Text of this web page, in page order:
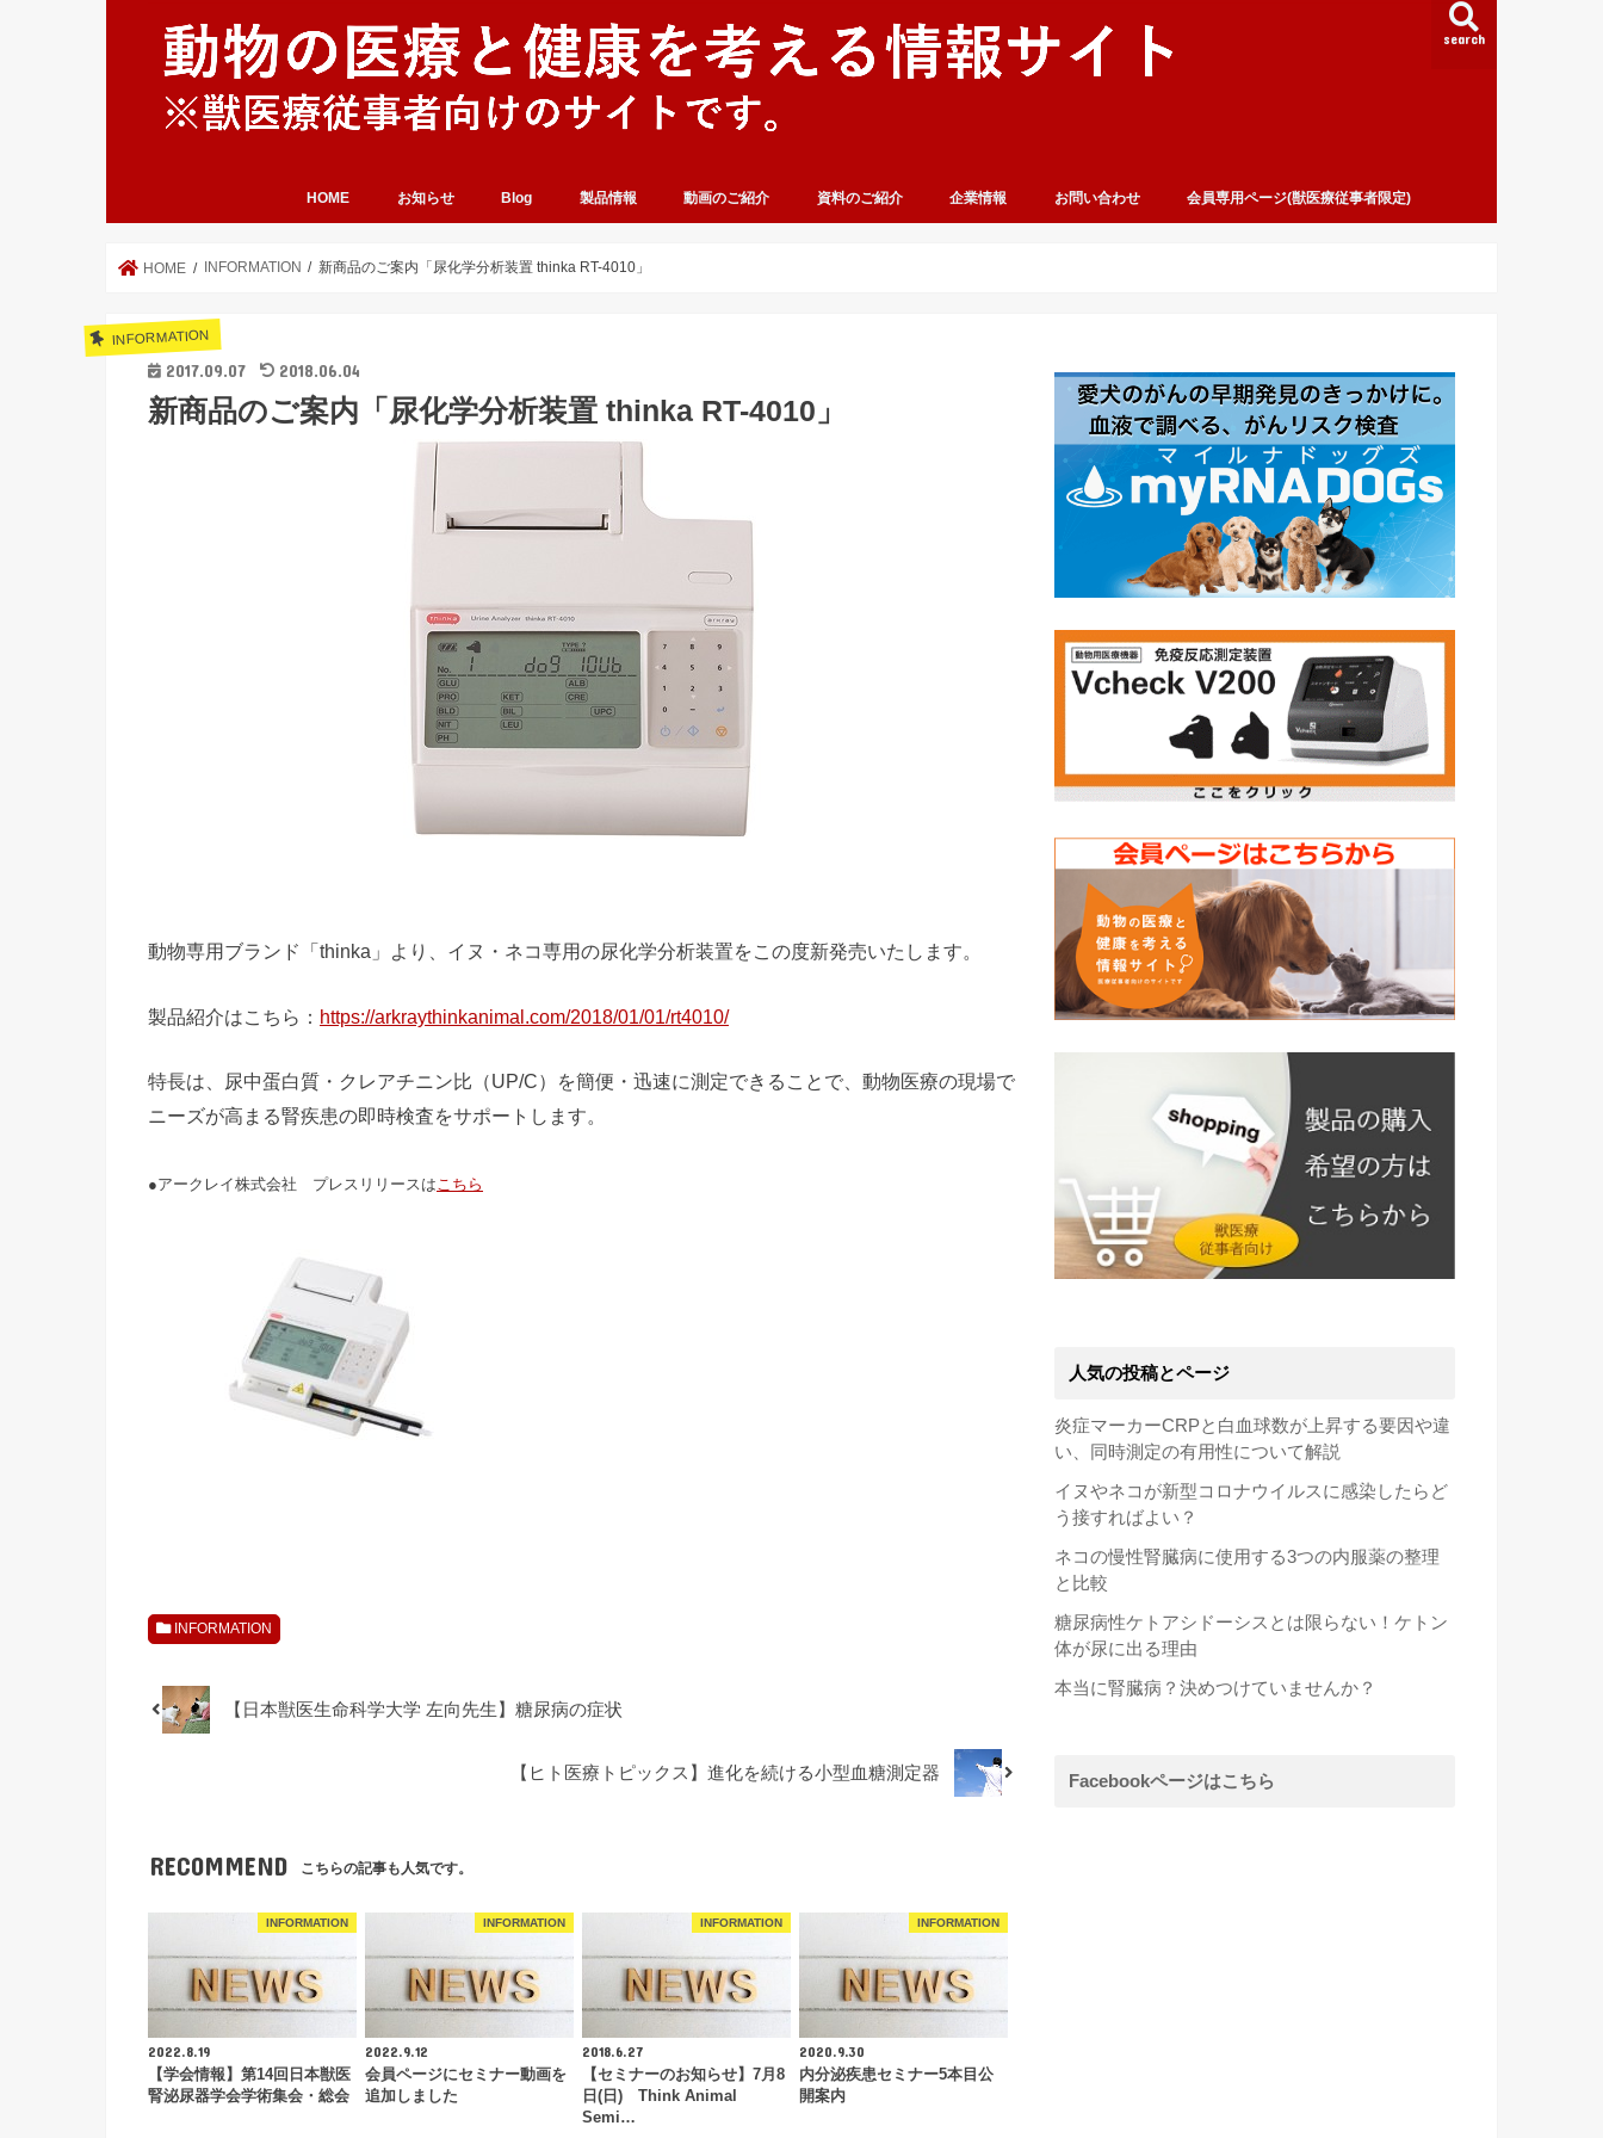
search
HOME お知らせ Blog 製品情報 動画のご紹介 資料のご紹介 企業情報 お問い合わせ 会員専用ページ(獣医療従事者限定)
HOME INFORMATION 新商品のご案内「尿化学分析装置 thinka RT-4010」
INFORMATION
2017.09.07 2018.06.04
新商品のご案内「尿化学分析装置 thinka RT-4010」
動物専用ブランド「thinka」より、イヌ・ネコ専用の尿化学分析装置をこの度新発売いたします。
製品紹介はこちら： https://arkraythinkanimal.com/2018/01/01/rt4010/
特長は、尿中蛋白質・クレアチニン比（UP/C）を簡便・迅速に測定できることで、動物医療の現場で
ニーズが高まる腎疾患の即時検査をサポートします。
●アークレイ株式会社 プレスリリースは こちら
INFORMATION
【日本獣医生命科学大学 左向先生】糖尿病の症状
【ヒト医療トピックス】進化を続ける小型血糖測定器
RECOMMEND こちらの記事も人気です。
INFORMATION
2022.8.19
【学会情報】第14回日本獣医
腎泌尿器学会学術集会・総会
INFORMATION
2022.9.12
会員ページにセミナー動画を
追加しました
INFORMATION
2018.6.27
【セミナーのお知らせ】7月8
日(日) Think Animal
Semi…
INFORMATION
2020.9.30
内分泌疾患セミナー5本目公
開案内
人気の投稿とページ
炎症マーカーCRPと白血球数が上昇する要因や違
い、同時測定の有用性について解説
イヌやネコが新型コロナウイルスに感染したらど
う接すればよい？
ネコの慢性腎臓病に使用する3つの内服薬の整理
と比較
糖尿病性ケトアシドーシスとは限らない！ケトン
体が尿に出る理由
本当に腎臓病？決めつけていませんか？
Facebookページはこちら